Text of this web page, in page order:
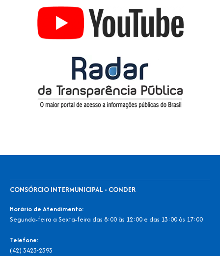
CONSÓRCIO INTERMUNICIPAL - CONDER
Horário de Atendimento:
Segunda-feira a Sexta-feira das 8:00 às 12:00 e das 13:00 às 17:00
Telefone:
(42) 3423-2393